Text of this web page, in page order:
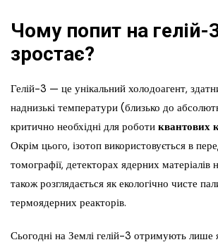
Чому попит на гелій-
зростає?
Гелій-3 — це унікальний холодоагент,
наднизькі температури (близько до
критично необхідні для роботи квантових
Окрім цього, ізотоп використовується в
томографії, детекторах ядерних матеріалів
також розглядається як екологічно чисте
термоядерних реакторів.
Сьогодні на Землі гелій-3 отримують лише